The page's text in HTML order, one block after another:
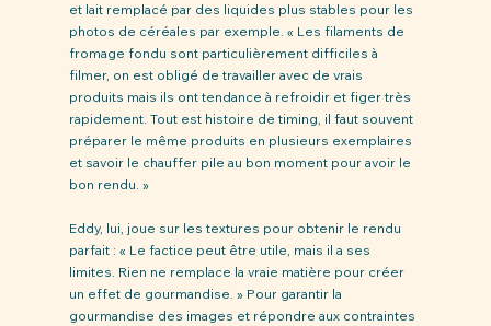
et lait remplacé par des liquides plus stables pour les
photos de céréales par exemple. « Les filaments de
fromage fondu sont particulièrement difficiles à
filmer, on est obligé de travailler avec de vrais
produits mais ils ont tendance à refroidir et figer très
rapidement. Tout est histoire de timing, il faut souvent
préparer le même produits en plusieurs exemplaires
et savoir le chauffer pile au bon moment pour avoir le
bon rendu. »
Eddy, lui, joue sur les textures pour obtenir le rendu
parfait : « Le factice peut être utile, mais il a ses
limites. Rien ne remplace la vraie matière pour créer
un effet de gourmandise. » Pour garantir la
gourmandise des images et répondre aux contraintes